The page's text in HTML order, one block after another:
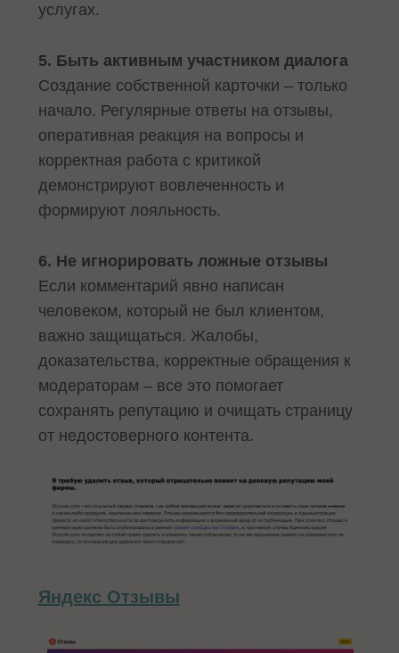
услугах.
5. Быть активным участником диалога
Создание собственной карточки – только
начало. Регулярные ответы на отзывы,
оперативная реакция на вопросы и
корректная работа с критикой
демонстрируют вовлеченность и
формируют лояльность.
6. Не игнорировать ложные отзывы
Если комментарий явно написан
человеком, который не был клиентом,
важно защищаться. Жалобы,
доказательства, корректные обращения к
модераторам – все это помогает
сохранять репутацию и очищать страницу
от недостоверного контента.
Яндекс Отзывы